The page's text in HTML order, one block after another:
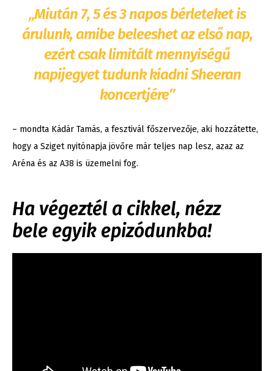
„Miután 7, 5 és 3 napos bérleteket is
árulunk, amibe beleeshet az első nap,
ezért csak limitált mennyiségű
napijegyet tudunk kiadni Sheeran
koncertjére”
– mondta Kádár Tamás, a fesztivál főszervezője, aki hozzátette,
hogy a Sziget nyitónapja jövőre már teljes nap lesz, azaz az
Aréna és az A38 is üzemelni fog.
Ha végeztél a cikkel, nézz
bele egyik epizódunkba!